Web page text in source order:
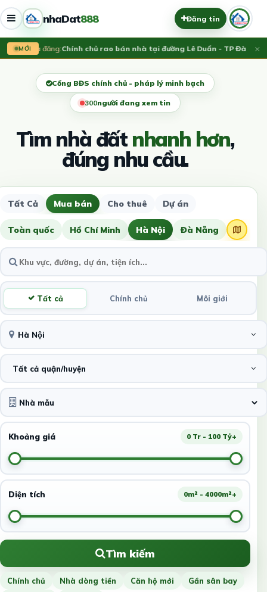
nhaDat888 Đăng tin
MỚIVừa đăng:Chính chủ rao bán nhà tại đường Lê Duẩn - TP Đà ×
Cổng BĐS chính chủ - pháp lý minh bạch
304người đang xem tin
Tìm nhà đấtnhanh hơn,
đúng nhu cầu.
Tất Cả Mua bán Cho thuê Dự án
Toàn quốc Hồ Chí Minh Hà Nội Đà Nẵng
Tất cả Chính chủ Môi giới
Hà Nội
Tất cả quận/huyện
Khoảng giá 0 Tr - 100 Tỷ+
Diện tích 0m² - 4000m²+
Tìm kiếm
Chính chủ Nhà dòng tiền Căn hộ mới
Gần sân bay